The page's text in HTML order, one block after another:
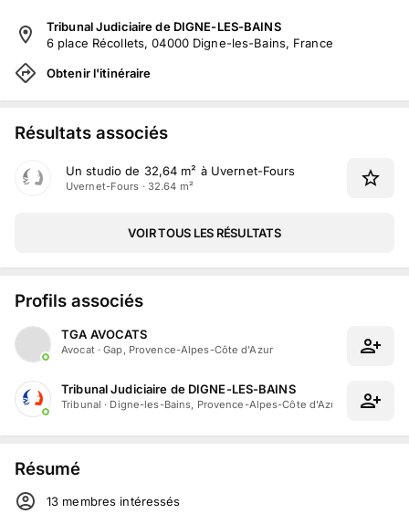
Tribunal Judiciaire de DIGNE-LES-BAINS
6 place Récollets, 04000 Digne-les-Bains, France
Obtenir l'itinéraire
Résultats associés
Un studio de 32,64 m² à Uvernet-Fours
Uvernet-Fours · 32.64 m²
VOIR TOUS LES RÉSULTATS
Profils associés
TGA AVOCATS
Avocat·Gap, Provence-Alpes-Côte d'Azur
Tribunal Judiciaire de DIGNE-LES-BAINS
Tribunal · Digne-les-Bains, Provence-Alpes-Côte d'Azur
Résumé
13 membres intéressés